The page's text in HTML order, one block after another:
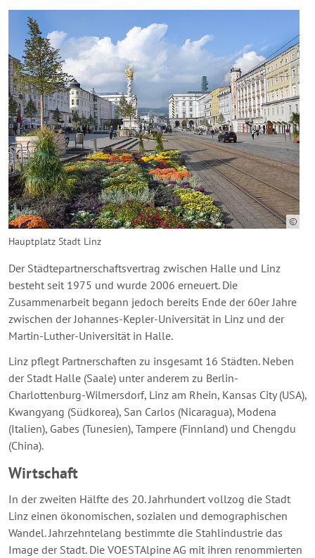
Hauptplatz Stadt Linz
Der Städtepartnerschaftsvertrag zwischen Halle und Linz
besteht seit 1975 und wurde 2006 erneuert. Die
Zusammenarbeit begann jedoch bereits Ende der 60er Jahre
zwischen der Johannes-Kepler-Universität in Linz und der
Martin-Luther-Universität in Halle.
Linz pflegt Partnerschaften zu insgesamt 16 Städten. Neben
der Stadt Halle (Saale) unter anderem zu Berlin-
Charlottenburg-Wilmersdorf, Linz am Rhein, Kansas City (USA),
Kwangyang (Südkorea), San Carlos (Nicaragua), Modena
(Italien), Gabes (Tunesien), Tampere (Finnland) und Chengdu
(China).
Wirtschaft
In der zweiten Hälfte des 20. Jahrhundert vollzog die Stadt
Linz einen ökonomischen, sozialen und demographischen
Wandel. Jahrzehntelang bestimmte die Stahlindustrie das
Image der Stadt. Die VOESTAlpine AG mit ihren renommierten